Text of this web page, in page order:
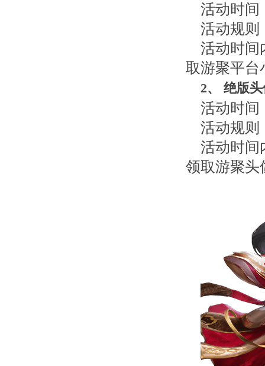
活动时间
活动规则
活动时间
取游聚平台
2、 绝版
活动时间
活动规则
活动时间
领取游聚头